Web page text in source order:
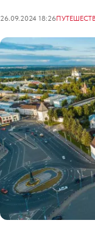
26.09.2024 18:26